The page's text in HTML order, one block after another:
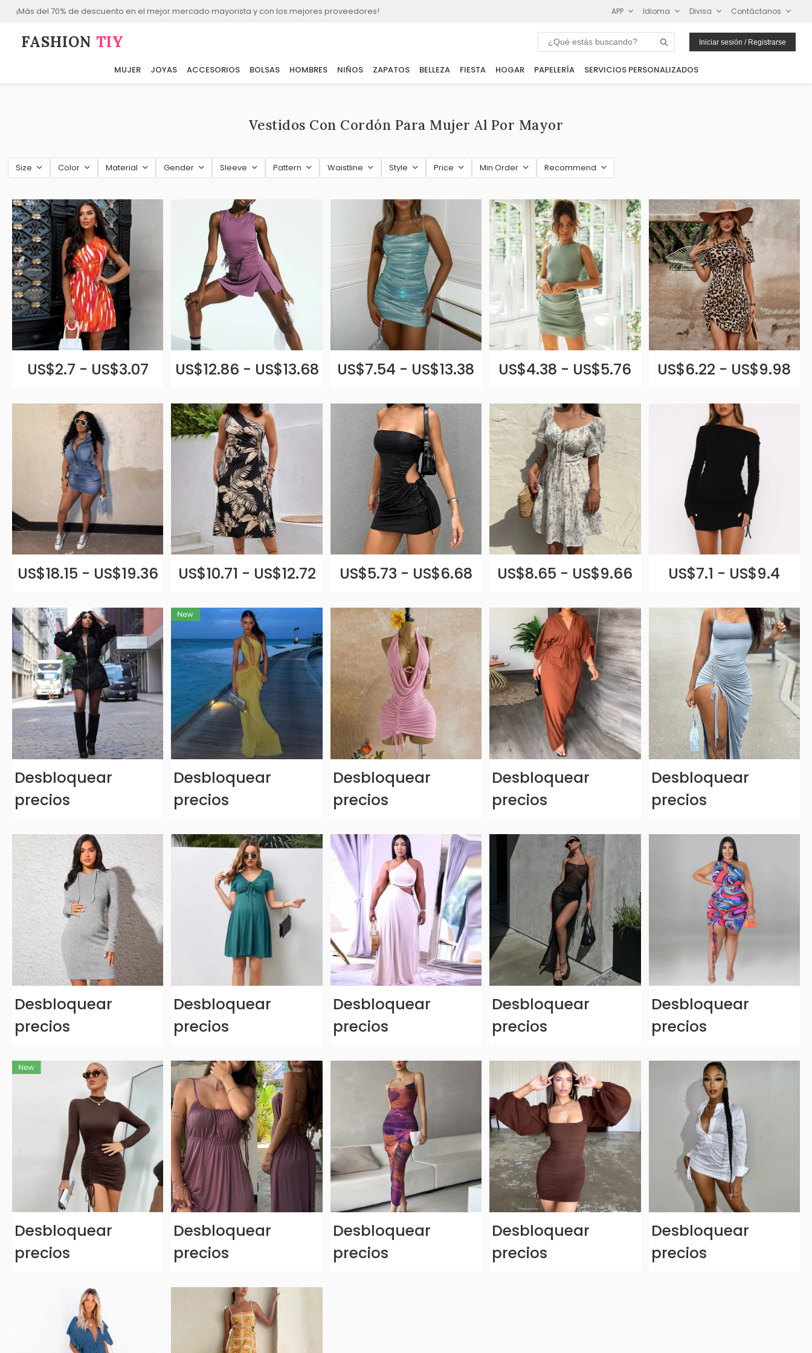
¡Más del 70% de descuento en el mejor mercado mayorista y con los mejores proveedores! APP Idioma Divisa Contáctanos
FASHION⁠ TIY Iniciar sesión / Registrarse
MUJER JOYAS ACCESORIOS BOLSAS HOMBRES NIÑOS ZAPATOS BELLEZA FIESTA HOGAR PAPELERÍA SERVICIOS PERSONALIZADOS
Vestidos Con Cordón Para Mujer Al Por Mayor
Size Color Material Gender Sleeve Pattern Waistline Style Price Min Order Recommend
US$2.7 - US$3.07 US$12.86 - US$13.68 US$7.54 - US$13.38 US$4.38 - US$5.76 US$6.22 - US$9.98
US$18.15 - US$19.36 US$10.71 - US$12.72 US$5.73 - US$6.68 US$8.65 - US$9.66 US$7.1 - US$9.4
Desbloquear
precios
Desbloquear
precios
Desbloquear
precios
Desbloquear
precios
Desbloquear
precios
Desbloquear
precios
Desbloquear
precios
Desbloquear
precios
Desbloquear
precios
Desbloquear
precios
Desbloquear
precios
Desbloquear
precios
Desbloquear
precios
Desbloquear
precios
Desbloquear
precios